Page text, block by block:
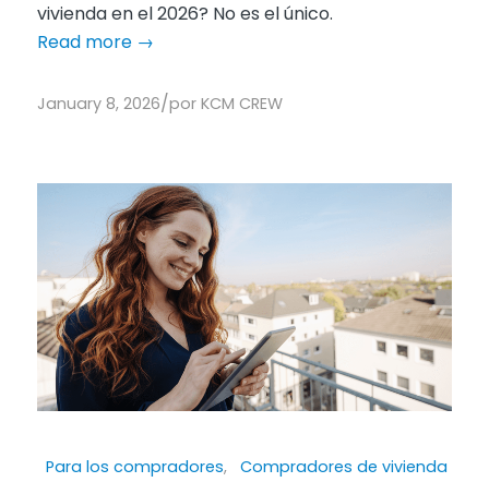
vivienda en el 2026? No es el único.
Read more→
January 8, 2026/por KCM CREW
Para los compradores, Compradores de vivienda